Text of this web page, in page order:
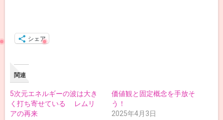
シェア
関連
5次元エネルギーの波は大き
く打ち寄せている レムリ
アの再来
価値観と固定概念を手放そ
う！
2025年4月3日